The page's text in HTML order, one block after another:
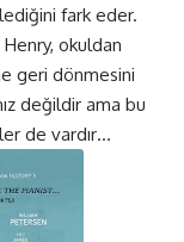
fark eder.
okuldan
geri dönmesini
değildir ama bu
de vardır…